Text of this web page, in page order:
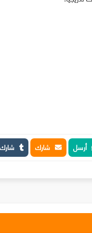
أرسل شارك شارك